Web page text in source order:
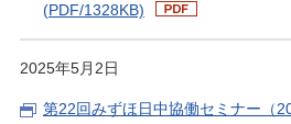
(PDF/1328KB)
2025年5月2日
第22回みずほ日中協働セミナー（